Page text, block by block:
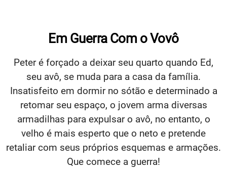
Em Guerra Com o Vovô
Peter é forçado a deixar seu quarto quando Ed,
seu avô, se muda para a casa da família.
Insatisfeito em dormir no sótão e determinado a
retomar seu espaço, o jovem arma diversas
armadilhas para expulsar o avô, no entanto, o
velho é mais esperto que o neto e pretende
retaliar com seus próprios esquemas e armações.
Que comece a guerra!